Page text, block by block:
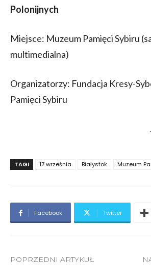
Polonijnych
Miejsce: Muzeum Pamięci Sybiru
multimedialna)
Organizatorzy: Fundacja Kresy-
Pamięci Sybiru
TAGI 17 września Białystok Muzeum
Facebook Twitter
POPRZEDNI ARTYKUŁ